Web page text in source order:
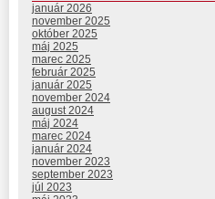
január 2026
november 2025
október 2025
máj 2025
marec 2025
február 2025
január 2025
november 2024
august 2024
máj 2024
marec 2024
január 2024
november 2023
september 2023
júl 2023